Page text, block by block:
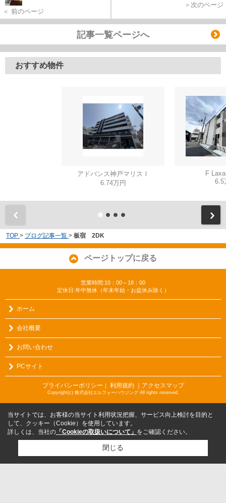
＜ 前のページ
＞次のページ
記事一覧ページへ
おすすめ物件
アドバンス神戸マリスⅠ
6.74万円
F
6.5
TOP > ブログ記事一覧 > 板宿 2DK
ページトップに戻る
営業時間:10：00～18：00
定休日:年中無休（年末年始・お盆休み除く）
ホーム
会社概要
お問い合わせ
PCサイト
プライバシーポリシー 利用規約 ｜アクセスマップ
Copyright(c) 株式会社エルフォーハウジング All rights reserved.
当サイトでは、お客様の当サイト利用状況把握、サービス向上検討を目的と
して、クッキー（Cookie）を使用しています。
詳しくは、当社の 「Cookieの取扱いについて」 をご確認ください。
閉じる